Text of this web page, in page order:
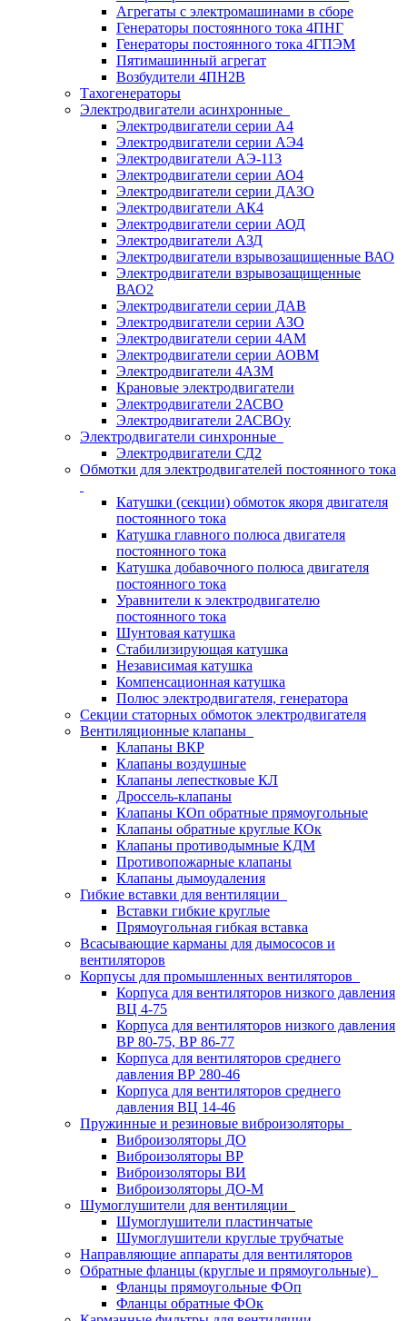
Агрегаты с электромашинами в сборе
Генераторы постоянного тока 4ПНГ
Генераторы постоянного тока 4ГПЭМ
Пятимашинный агрегат
Возбудители 4ПН2В
Тахогенераторы
Электродвигатели асинхронные
Электродвигатели серии А4
Электродвигатели серии АЭ4
Электродвигатели АЭ-113
Электродвигатели серии АО4
Электродвигатели серии ДАЗО
Электродвигатели АК4
Электродвигатели серии АОД
Электродвигатели АЗД
Электродвигатели взрывозащищенные ВАО
Электродвигатели взрывозащищенные
ВАО2
Электродвигатели серии ДАВ
Электродвигатели серии АЗО
Электродвигатели серии 4АМ
Электродвигатели серии АОВМ
Электродвигатели 4АЗМ
Крановые электродвигатели
Электродвигатели 2АСВО
Электродвигатели 2АСВОу
Электродвигатели синхронные
Электродвигатели СД2
Обмотки для электродвигателей постоянного тока
Катушки (секции) обмоток якоря двигателя
постоянного тока
Катушка главного полюса двигателя
постоянного тока
Катушка добавочного полюса двигателя
постоянного тока
Уравнители к электродвигателю
постоянного тока
Шунтовая катушка
Стабилизирующая катушка
Независимая катушка
Компенсационная катушка
Полюс электродвигателя, генератора
Секции статорных обмоток электродвигателя
Вентиляционные клапаны
Клапаны ВКР
Клапаны воздушные
Клапаны лепестковые КЛ
Дроссель-клапаны
Клапаны КОп обратные прямоугольные
Клапаны обратные круглые КОк
Клапаны противодымные КДМ
Противопожарные клапаны
Клапаны дымоудаления
Гибкие вставки для вентиляции
Вставки гибкие круглые
Прямоугольная гибкая вставка
Всасывающие карманы для дымососов и
вентиляторов
Корпусы для промышленных вентиляторов
Корпуса для вентиляторов низкого давления
ВЦ 4-75
Корпуса для вентиляторов низкого давления
ВР 80-75, ВР 86-77
Корпуса для вентиляторов среднего
давления ВР 280-46
Корпуса для вентиляторов среднего
давления ВЦ 14-46
Пружинные и резиновые виброизоляторы
Виброизоляторы ДО
Виброизоляторы ВР
Виброизоляторы ВИ
Виброизоляторы ДО-М
Шумоглушители для вентиляции
Шумоглушители пластинчатые
Шумоглушители круглые трубчатые
Направляющие аппараты для вентиляторов
Обратные фланцы (круглые и прямоугольные)
Фланцы прямоугольные ФОп
Фланцы обратные ФОк